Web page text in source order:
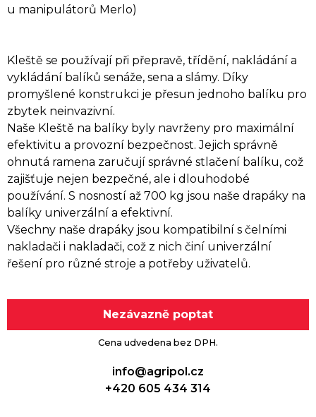
u manipulátorů Merlo)
Kleště se používají při přepravě, třídění, nakládání a
vykládání balíků senáže, sena a slámy. Díky
promyšlené konstrukci je přesun jednoho balíku pro
zbytek neinvazivní.
Naše Kleště na balíky byly navrženy pro maximální
efektivitu a provozní bezpečnost. Jejich správně
ohnutá ramena zaručují správné stlačení balíku, což
zajišťuje nejen bezpečné, ale i dlouhodobé
používání. S nosností až 700 kg jsou naše drapáky na
balíky univerzální a efektivní.
Všechny naše drapáky jsou kompatibilní s čelními
nakladači i nakladači, což z nich činí univerzální
řešení pro různé stroje a potřeby uživatelů.
Nezávazně poptat
Cena udvedena bez DPH.
info@agripol.cz
+420 605 434 314